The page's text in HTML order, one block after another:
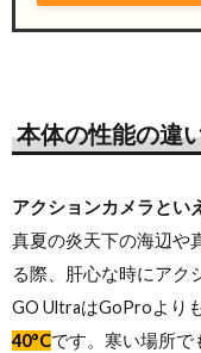
本体の性能の違
アクションカメラとい
真夏の炎天下の海辺や
る際、肝心な時にアク
GO UltraはGoProより
40°Cです。寒い場所で